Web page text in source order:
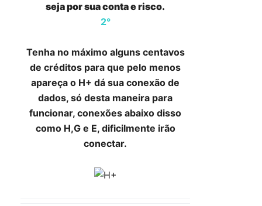
seja por sua conta e risco.
2°
Tenha no máximo alguns centavos
de créditos para que pelo menos
apareça o H+ dá sua conexão de
dados, só desta maneira para
funcionar, conexões abaixo disso
como H,G e E, dificilmente irão
conectar.